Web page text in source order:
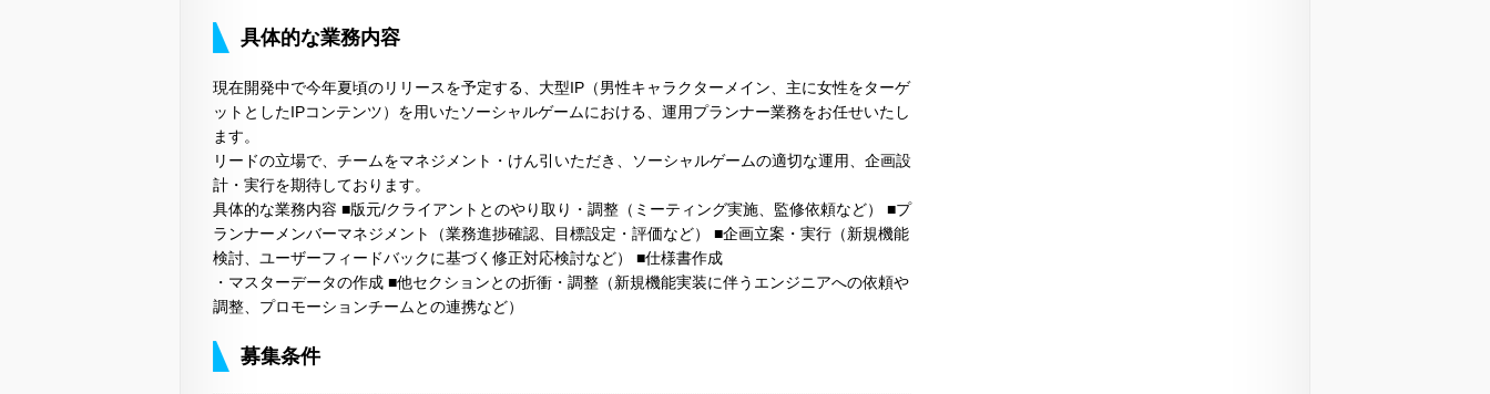
具体的な業務内容
現在開発中で今年夏頃のリリースを予定する、大型IP（男性キャラクターメイン、主に女性をターゲ
ットとしたIPコンテンツ）を用いたソーシャルゲームにおける、運用プランナー業務をお任せいたし
ます。
リードの立場で、チームをマネジメント・けん引いただき、ソーシャルゲームの適切な運用、企画設
計・実行を期待しております。
具体的な業務内容 ■版元/クライアントとのやり取り・調整（ミーティング実施、監修依頼など） ■プ
ランナーメンバーマネジメント（業務進捗確認、目標設定・評価など） ■企画立案・実行（新規機能
検討、ユーザーフィードバックに基づく修正対応検討など） ■仕様書作成
・マスターデータの作成 ■他セクションとの折衝・調整（新規機能実装に伴うエンジニアへの依頼や
調整、プロモーションチームとの連携など）
募集条件